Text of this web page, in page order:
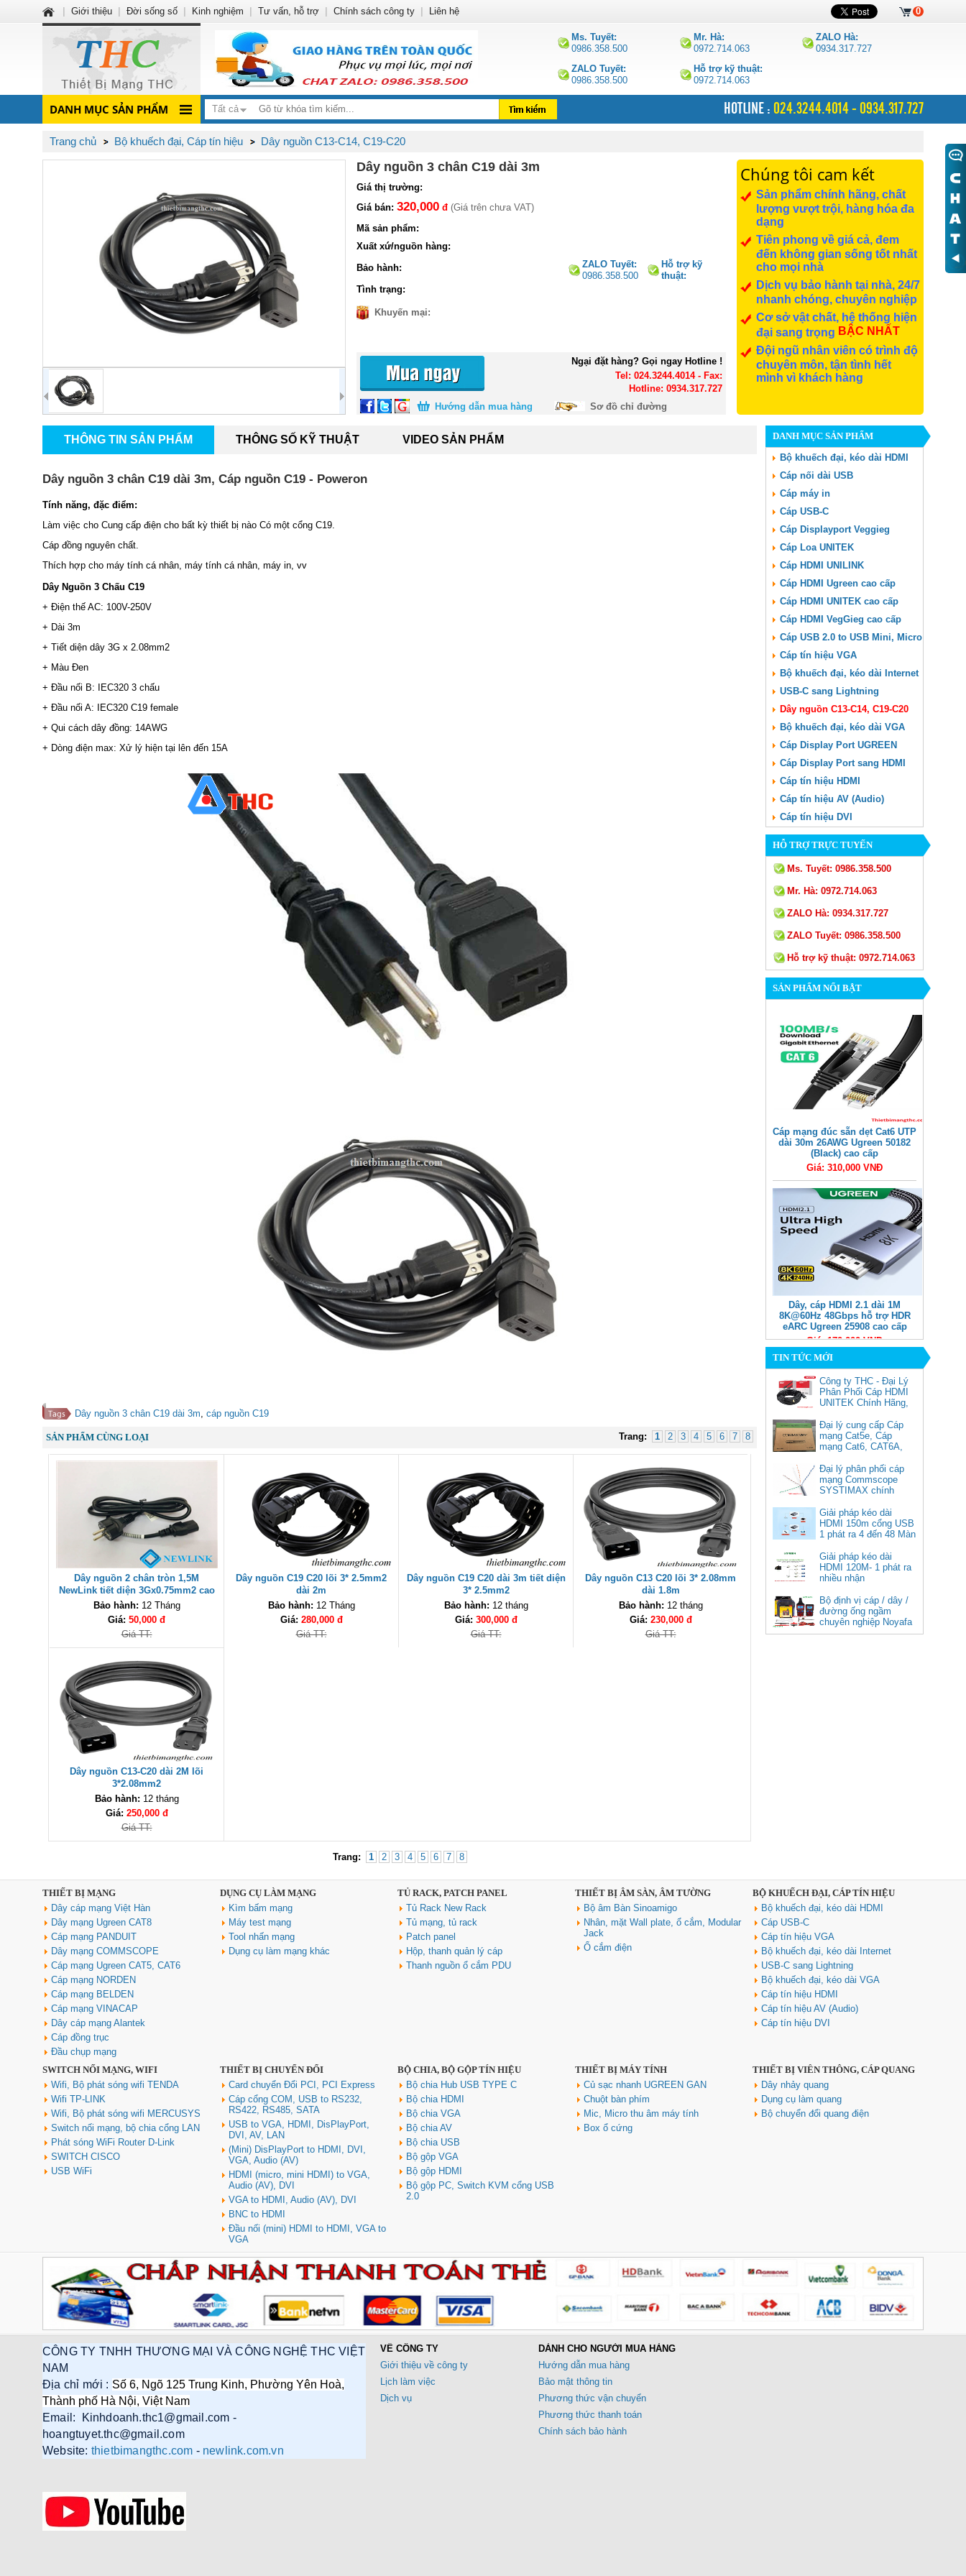
Ms. Tuyết:
0986.358.500
Mr. Hà:
0972.714.063
ZALO Hà:
0934.317.727
ZALO Tuyết:
0986.358.500
Hỗ trợ kỹ thuật:
0972.714.063
DANH MỤC SẢN PHẨM Tất cả HOTLINE : 024.3244.4014 - 0934.317.727
Trang chủ Bộ khuếch đại, Cáp tín hiệu Dây nguồn C13-C14, C19-C20
Dây nguồn 3 chân C19 dài 3m
Giá thị trường:
Giá bán: 320,000 đ (Giá trên chưa VAT)
Mã sản phẩm:
Xuất xứ/nguồn hàng:
ZALO Tuyết:
0986.358.500
Hỗ trợ kỹ
thuật:
Bảo hành:
Tình trạng:
Khuyến mại:
Ngại đặt hàng? Gọi ngay Hotline !
Tel: 024.3244.4014 - Fax:
Hotline: 0934.317.727
Hướng dẫn mua hàng
Sơ đồ chỉ đường
Chúng tôi cam kết
Sản phẩm chính hãng, chất
lượng vượt trội, hàng hóa đa
dạng
Tiên phong về giá cả, đem
đến không gian sống tốt nhất
cho mọi nhà
Dịch vụ bảo hành tại nhà, 24/7
nhanh chóng, chuyên nghiệp
Cơ sở vật chất, hệ thống hiện
đại sang trọng BẬC NHẤT
Đội ngũ nhân viên có trình độ
chuyên môn, tận tình hết
mình vì khách hàng
THÔNG TIN SẢN PHẨM THÔNG SỐ KỸ THUẬT VIDEO SẢN PHẨM
Dây nguồn 3 chân C19 dài 3m, Cáp nguồn C19 - Poweron
Tính năng, đặc điểm:
Làm việc cho Cung cấp điện cho bất kỳ thiết bị nào Có một cổng C19.
Cáp đồng nguyên chất.
Thích hợp cho máy tính cá nhân, máy tính cá nhân, máy in, vv
Dây Nguồn 3 Chấu C19
+ Điện thế AC: 100V-250V
+ Dài 3m
+ Tiết diện dây 3G x 2.08mm2
+ Màu Đen
+ Đầu nối B: IEC320 3 chấu
+ Đầu nối A: IEC320 C19 female
+ Qui cách dây đồng: 14AWG
+ Dòng điện max: Xử lý hiện tại lên đến 15A
Dây nguồn 3 chân C19 dài 3m, cáp nguồn C19
Trang: 1 2 3 4 5 6 7 8
SẢN PHẨM CÙNG LOẠI
Dây nguồn 2 chân tròn 1,5M
NewLink tiết diện 3Gx0.75mm2 cao
cấp
Bảo hành: 12 Tháng
Giá: 50,000 đ
Giá TT:
Dây nguồn C19 C20 lõi 3* 2.5mm2
dài 2m
Bảo hành: 12 Tháng
Giá: 280,000 đ
Giá TT:
Dây nguồn C19 C20 dài 3m tiết diện
3* 2.5mm2
Bảo hành: 12 tháng
Giá: 300,000 đ
Giá TT:
Dây nguồn C13 C20 lõi 3* 2.08mm
dài 1.8m
Bảo hành: 12 tháng
Giá: 230,000 đ
Giá TT:
Dây nguồn C13-C20 dài 2M lõi
3*2.08mm2
Bảo hành: 12 tháng
Giá: 250,000 đ
Giá TT:
Trang: 1 2 3 4 5 6 7 8
DANH MỤC SẢN PHẨM
Bộ khuếch đại, kéo dài HDMI
Cáp nối dài USB
Cáp máy in
Cáp USB-C
Cáp Displayport Veggieg
Cáp Loa UNITEK
Cáp HDMI UNILINK
Cáp HDMI Ugreen cao cấp
Cáp HDMI UNITEK cao cấp
Cáp HDMI VegGieg cao cấp
Cáp USB 2.0 to USB Mini, Micro
Cáp tín hiệu VGA
Bộ khuếch đại, kéo dài Internet
USB-C sang Lightning
Dây nguồn C13-C14, C19-C20
Bộ khuếch đại, kéo dài VGA
Cáp Display Port UGREEN
Cáp Display Port sang HDMI
Cáp tín hiệu HDMI
Cáp tín hiệu AV (Audio)
Cáp tín hiệu DVI
HỖ TRỢ TRỰC TUYẾN
Ms. Tuyết: 0986.358.500
Mr. Hà: 0972.714.063
ZALO Hà: 0934.317.727
ZALO Tuyết: 0986.358.500
Hỗ trợ kỹ thuật: 0972.714.063
SẢN PHẨM NỔI BẬT
Cáp mạng đúc sẵn dẹt Cat6 UTP
dài 30m 26AWG Ugreen 50182
(Black) cao cấp
Giá: 310,000 VNĐ
Dây, cáp HDMI 2.1 dài 1M
8K@60Hz 48Gbps hỗ trợ HDR
eARC Ugreen 25908 cao cấp
Giá: 170,000 VNĐ
Cáp chuyển USB Type-C sang
Displayport 1.4 độ phân giải
cao cấp
Giá: 350,000 VNĐ
Giá: 650,000 VNĐ
Hub USB Type-C 6 in 1 HDMI
4K@60Hz, Hub USB 3.0, Lan,
TIN TỨC MỚI
Công ty THC - Đại Lý
Phân Phối Cáp HDMI
UNITEK Chính Hãng,
Đại lý cung cấp Cáp
mạng Cat5e, Cáp
mạng Cat6, CAT6A,
Commscope
Đại lý phân phối cáp
mạng Commscope
SYSTIMAX chính
Giải pháp kéo dài
HDMI 150m cổng USB
1 phát ra 4 đến 48 Màn
Giải pháp kéo dài
HDMI 120M- 1 phát ra
nhiều nhận
Bộ định vị cáp / dây /
đường ống ngầm
chuyên nghiệp Noyafa
NF-826
THIẾT BỊ MẠNG
Dây cáp mạng Việt Hàn
Dây mạng Ugreen CAT8
Cáp mạng PANDUIT
Dây mạng COMMSCOPE
Cáp mạng Ugreen CAT5, CAT6
Cáp mạng NORDEN
Cáp mạng BELDEN
Cáp mạng VINACAP
Dây cáp mạng Alantek
Cáp đồng trục
Đầu chụp mạng
DỤNG CỤ LÀM MẠNG
Kìm bấm mạng
Máy test mạng
Tool nhấn mạng
Dụng cụ làm mạng khác
TỦ RACK, PATCH PANEL
Tủ Rack New Rack
Tủ mạng, tủ rack
Patch panel
Hộp, thanh quản lý cáp
Thanh nguồn ổ cắm PDU
THIẾT BỊ ÂM SÀN, ÂM TƯỜNG
Bộ âm Bàn Sinoamigo
Nhân, mặt Wall plate, ổ cắm, Modular
Jack
Ổ cắm điện
BỘ KHUẾCH ĐẠI, CÁP TÍN HIỆU
Bộ khuếch đại, kéo dài HDMI
Cáp USB-C
Cáp tín hiệu VGA
Bộ khuếch đại, kéo dài Internet
USB-C sang Lightning
Bộ khuếch đại, kéo dài VGA
Cáp tín hiệu HDMI
Cáp tín hiệu AV (Audio)
Cáp tín hiệu DVI
SWITCH NỐI MẠNG, WIFI
Wifi, Bộ phát sóng wifi TENDA
Wifi TP-LINK
Wifi, Bộ phát sóng wifi MERCUSYS
Switch nối mạng, bộ chia cổng LAN
Phát sóng WiFi Router D-Link
SWITCH CISCO
USB WiFi
THIẾT BỊ CHUYỂN ĐỔI
Card chuyển Đổi PCI, PCI Express
Cáp cổng COM, USB to RS232,
RS422, RS485, SATA
USB to VGA, HDMI, DisPlayPort,
DVI, AV, LAN
(Mini) DisPlayPort to HDMI, DVI,
VGA, Audio (AV)
HDMI (micro, mini HDMI) to VGA,
Audio (AV), DVI
VGA to HDMI, Audio (AV), DVI
BNC to HDMI
Đầu nối (mini) HDMI to HDMI, VGA to
VGA
BỘ CHIA, BỘ GỘP TÍN HIỆU
Bộ chia Hub USB TYPE C
Bộ chia HDMI
Bộ chia VGA
Bộ chia AV
Bộ chia USB
Bộ gộp VGA
Bộ gộp HDMI
Bộ gộp PC, Switch KVM cổng USB
2.0
THIẾT BỊ MÁY TÍNH
Củ sạc nhanh UGREEN GAN
Chuột bàn phím
Mic, Micro thu âm máy tính
Box ổ cứng
THIẾT BỊ VIỄN THÔNG, CÁP QUANG
Dây nhảy quang
Dụng cụ làm quang
Bộ chuyển đổi quang điện
CÔNG TY TNHH THƯƠNG MẠI VÀ CÔNG NGHỆ THC VIỆT
NAM
Địa chỉ mới : Số 6, Ngõ 125 Trung Kinh, Phường Yên Hoà,
Thành phố Hà Nội, Việt Nam
Email: Kinhdoanh.thc1@gmail.com -
hoangtuyet.thc@gmail.com
Website: thietbimangthc.com - newlink.com.vn
VỀ CÔNG TY
Giới thiệu về công ty
Lịch làm việc
Dịch vụ
DÀNH CHO NGƯỜI MUA HÀNG
Hướng dẫn mua hàng
Bảo mật thông tin
Phương thức vận chuyển
Phương thức thanh toán
Chính sách bảo hành
0
Giới thiệu Đời sống số Kinh nghiệm Tư vấn, hỗ trợ Chính sách công ty Liên hệ